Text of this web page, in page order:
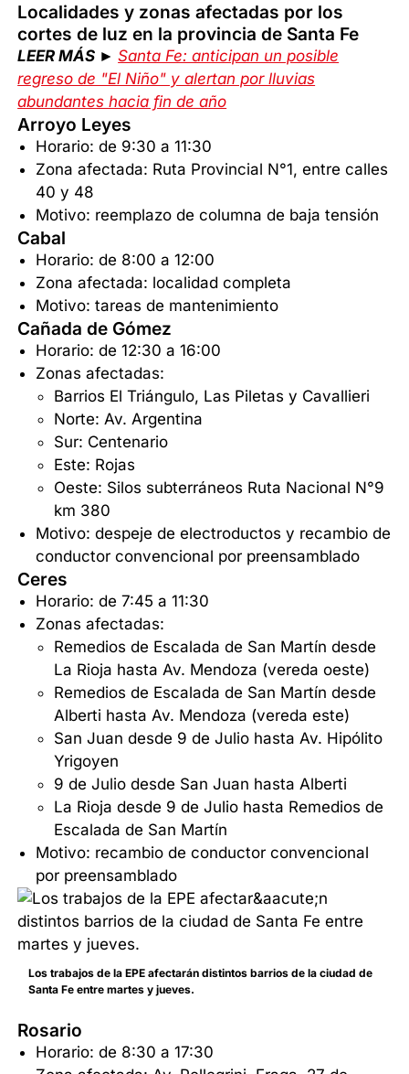
Localidades y zonas afectadas por los
cortes de luz en la provincia de Santa Fe
LEER MÁS ►Santa Fe: anticipan un posible
regreso de "El Niño" y alertan por lluvias
abundantes hacia fin de año
Arroyo Leyes
Horario: de 9:30 a 11:30
Zona afectada: Ruta Provincial N°1, entre calles
40 y 48
Motivo: reemplazo de columna de baja tensión
Cabal
Horario: de 8:00 a 12:00
Zona afectada: localidad completa
Motivo: tareas de mantenimiento
Cañada de Gómez
Horario: de 12:30 a 16:00
Zonas afectadas:
Barrios El Triángulo, Las Piletas y Cavallieri
Norte: Av. Argentina
Sur: Centenario
Este: Rojas
Oeste: Silos subterráneos Ruta Nacional N°9
km 380
Motivo: despeje de electroductos y recambio de
conductor convencional por preensamblado
Ceres
Horario: de 7:45 a 11:30
Zonas afectadas:
Remedios de Escalada de San Martín desde
La Rioja hasta Av. Mendoza (vereda oeste)
Remedios de Escalada de San Martín desde
Alberti hasta Av. Mendoza (vereda este)
San Juan desde 9 de Julio hasta Av. Hipólito
Yrigoyen
9 de Julio desde San Juan hasta Alberti
La Rioja desde 9 de Julio hasta Remedios de
Escalada de San Martín
Motivo: recambio de conductor convencional
por preensamblado
Los trabajos de la EPE afectarán distintos barrios de la ciudad de
Santa Fe entre martes y jueves.
Rosario
Horario: de 8:30 a 17:30